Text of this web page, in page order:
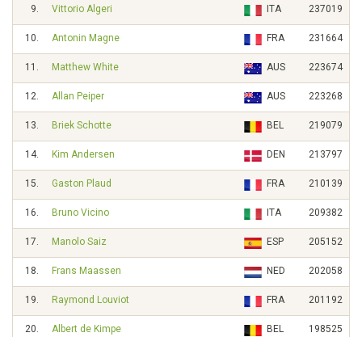
9. Vittorio Algeri ITA 237019
10. Antonin Magne FRA 231664
11. Matthew White AUS 223674
12. Allan Peiper AUS 223268
13. Briek Schotte BEL 219079
14. Kim Andersen DEN 213797
15. Gaston Plaud FRA 210139
16. Bruno Vicino ITA 209382
17. Manolo Saiz ESP 205152
18. Frans Maassen NED 202058
19. Raymond Louviot FRA 201192
20. Albert de Kimpe BEL 198525